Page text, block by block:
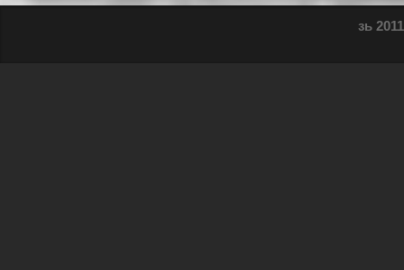
зь 2011